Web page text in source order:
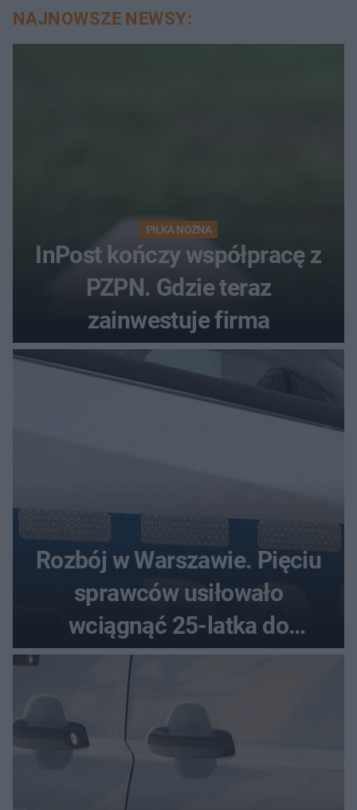
NAJNOWSZE NEWSY:
PIŁKA NOŻNA
InPost kończy współpracę z
PZPN. Gdzie teraz
zainwestuje firma
Rozbój w Warszawie. Pięciu
sprawców usiłowało
wciągnąć 25-latka do
samochodu